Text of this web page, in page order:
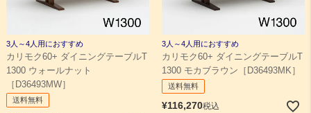
3人～4人用におすすめ
カリモク60+ ダイニングテーブルT
1300 ウォールナット
［D36493MW］
送料無料
3人～4人用におすすめ
カリモク60+ ダイニングテーブルT
1300 モカブラウン［D36493MK］
送料無料
¥116,270税込